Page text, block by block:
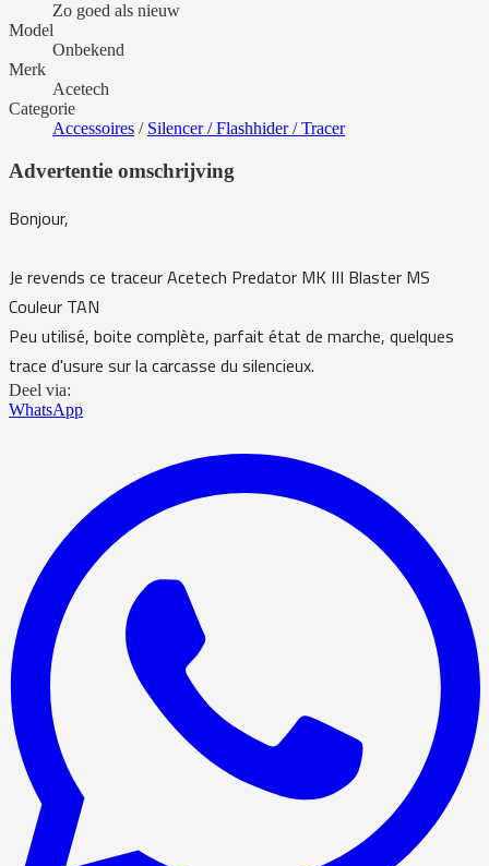
Zo goed als nieuw
Model
Onbekend
Merk
Acetech
Categorie
Accessoires / Silencer / Flashhider / Tracer
Advertentie omschrijving
Bonjour,
Je revends ce traceur Acetech Predator MK III Blaster MS
Couleur TAN
Peu utilisé, boite complète, parfait état de marche, quelques
trace d'usure sur la carcasse du silencieux.
Deel via:
WhatsApp